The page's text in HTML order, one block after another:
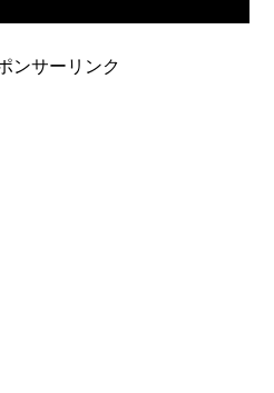
ンサーリンク